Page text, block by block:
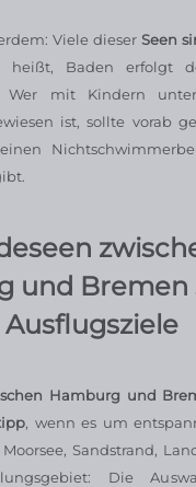
Viele dieser Seen
heißt, Baden erfolgt
Wer mit Kindern
ist, sollte vorab
und Bremen
Hamburg und
, wenn es um
Sandstrand,
Die